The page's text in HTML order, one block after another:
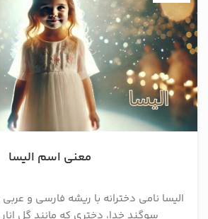
معنی اسم الیسا
الیسا نامی دخترانه با ریشه فارسی و